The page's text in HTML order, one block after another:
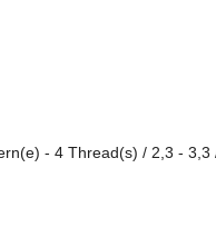
- 4 Thread(s) / 2,3 - 3,3